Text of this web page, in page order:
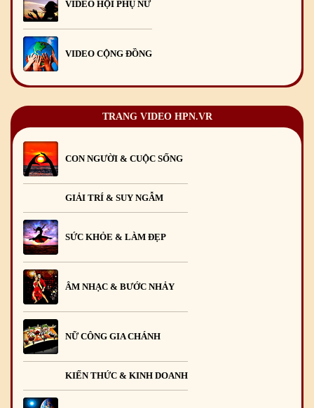
VIDEO HỘI PHỤ NỮ
VIDEO CỘNG ĐỒNG
TRANG VIDEO HPN.VR
CON NGƯỜI & CUỘC SỐNG
GIẢI TRÍ & SUY NGẪM
SỨC KHỎE & LÀM ĐẸP
ÂM NHẠC & BƯỚC NHẢY
NỮ CÔNG GIA CHÁNH
KIẾN THỨC & KINH DOANH